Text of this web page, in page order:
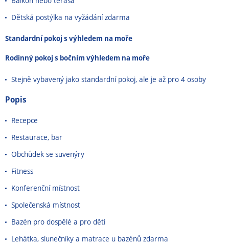
Dětská postýlka na vyžádání zdarma
Standardní pokoj s výhledem na moře
Rodinný pokoj s bočním výhledem na moře
Stejně vybavený jako standardní pokoj, ale je až pro 4 osoby
Popis
Recepce
Restaurace, bar
Obchůdek se suvenýry
Fitness
Konferenční místnost
Společenská místnost
Bazén pro dospělé a pro děti
Lehátka, slunečníky a matrace u bazénů zdarma